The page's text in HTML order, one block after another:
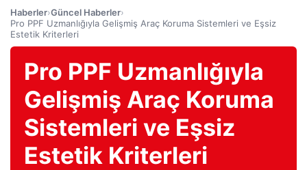
Haberler›Güncel Haberler›
Pro PPF Uzmanlığıyla Gelişmiş Araç Koruma Sistemleri ve Eşsiz
Estetik Kriterleri
Pro PPF Uzmanlığıyla
Gelişmiş Araç Koruma
Sistemleri ve Eşsiz
Estetik Kriterleri